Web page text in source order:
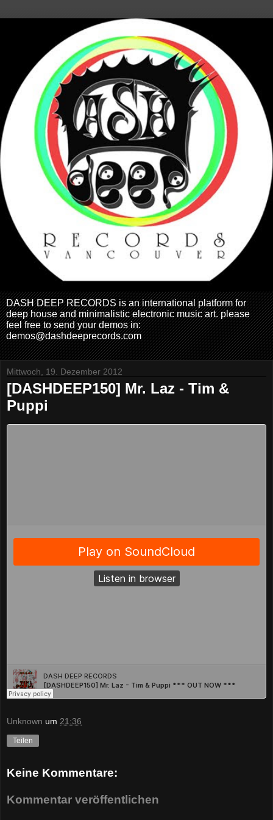
DASH DEEP RECORDS is an international platform for
deep house and minimalistic electronic music art. please
feel free to send your demos in:
demos@dashdeeprecords.com
Mittwoch, 19. Dezember 2012
[DASHDEEP150] Mr. Laz - Tim &
Puppi
Unknown um 21:36
Teilen
Keine Kommentare:
Kommentar veröffentlichen